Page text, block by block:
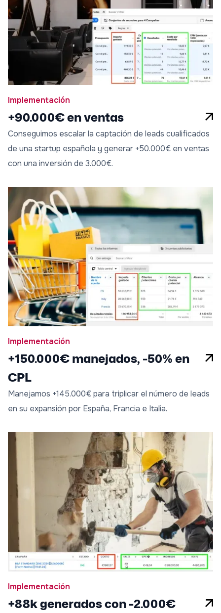
Implementación
+90.000€ en ventas
Conseguimos escalar la captación de leads cualificados
de una startup española y generar +50.000€ en ventas
con una inversión de 3.000€.
Implementación
+150.000€ manejados, -50% en
CPL
Manejamos +145.000€ para triplicar el número de leads
en su expansión por España, Francia e Italia.
Implementación
+88k generados con -2.000€